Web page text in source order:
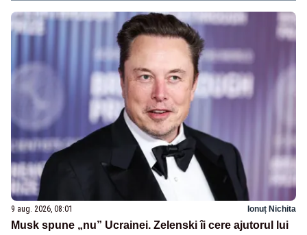
9 aug. 2026, 08:01 Ionuț Nichita
Musk spune „nu” Ucrainei. Zelenski îi cere ajutorul lui